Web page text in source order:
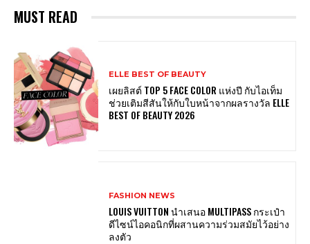
MUST READ
ELLE BEST OF BEAUTY
เผยลิสต์ TOP 5 FACE COLOR แห่งปี กับไอเท็ม
ช่วยเติมสีสันให้กับใบหน้าจากผลรางวัล ELLE
BEST OF BEAUTY 2026
FASHION NEWS
LOUIS VUITTON นำเสนอ MULTIPASS กระเป๋า
ดีไซน์ไอคอนิกที่ผสานความร่วมสมัยไว้อย่าง
ลงตัว